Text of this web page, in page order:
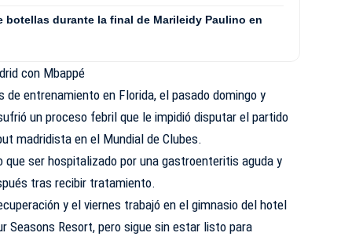
botellas durante la final de Marileidy Paulino en
con Mbappé
de entrenamiento en Florida, el pasado domingo y
un proceso febril que le impidió disputar el partido
madridista en el Mundial de Clubes.
ser hospitalizado por una gastroenteritis aguda y
tras recibir tratamiento.
y el viernes trabajó en el gimnasio del hotel
Seasons Resort, pero sigue sin estar listo para